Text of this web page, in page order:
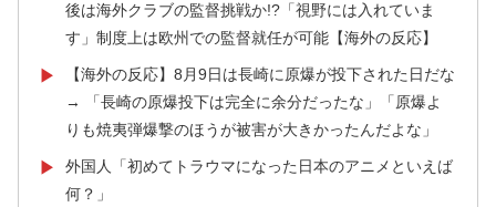
後は海外クラブの監督挑戦か!?「視野には入れていま
す」制度上は欧州での監督就任が可能【海外の反応】
▶
【海外の反応】8月9日は長崎に原爆が投下された日だな
→ 「長崎の原爆投下は完全に余分だったな」「原爆よ
りも焼夷弾爆撃のほうが被害が大きかったんだよな」
▶
外国人「初めてトラウマになった日本のアニメといえば
何？」